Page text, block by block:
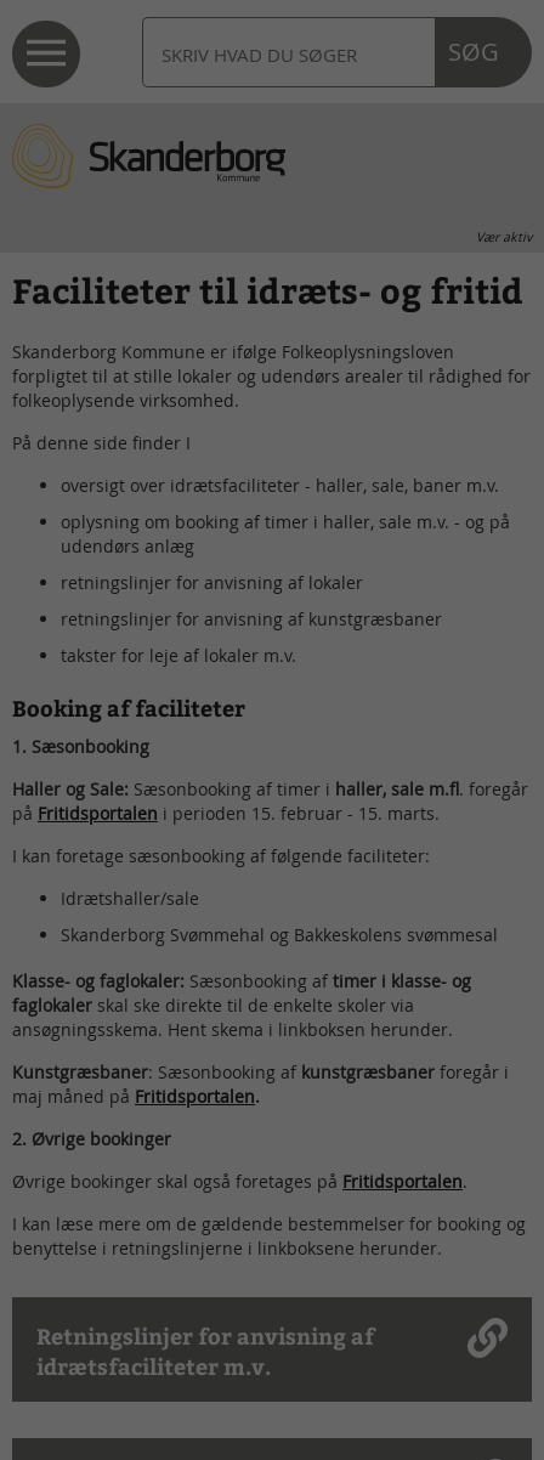
SØG
Vær aktiv
Faciliteter til idræts- og fritid
Skanderborg Kommune er ifølge Folkeoplysningsloven
forpligtet til at stille lokaler og udendørs arealer til rådighed for
folkeoplysende virksomhed.
På denne side finder I
oversigt over idrætsfaciliteter - haller, sale, baner m.v.
oplysning om booking af timer i haller, sale m.v. - og på
udendørs anlæg
retningslinjer for anvisning af lokaler
retningslinjer for anvisning af kunstgræsbaner
takster for leje af lokaler m.v.
Booking af faciliteter
1. Sæsonbooking
Haller og Sale: Sæsonbooking af timer i haller, sale m.fl. foregår
på Fritidsportalen i perioden 15. februar - 15. marts.
I kan foretage sæsonbooking af følgende faciliteter:
Idrætshaller/sale
Skanderborg Svømmehal og Bakkeskolens svømmesal
Klasse- og faglokaler: Sæsonbooking af timer i klasse- og
faglokaler skal ske direkte til de enkelte skoler via
ansøgningsskema. Hent skema i linkboksen herunder.
Kunstgræsbaner: Sæsonbooking af kunstgræsbaner foregår i
maj måned på Fritidsportalen.
2. Øvrige bookinger
Øvrige bookinger skal også foretages på Fritidsportalen.
I kan læse mere om de gældende bestemmelser for booking og
benyttelse i retningslinjerne i linkboksene herunder.
Retningslinjer for anvisning af
idrætsfaciliteter m.v.